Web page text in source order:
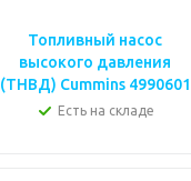
Топливный насос
высокого давления
(ТНВД) Cummins 4990601
Есть на складе